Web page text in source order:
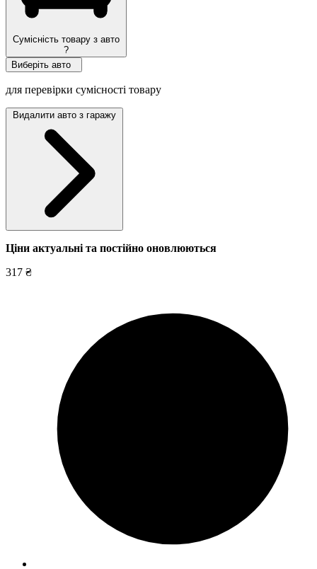
Сумісність товару з авто
?
Виберіть авто
для перевірки сумісності товару
Видалити авто з гаражу
Ціни актуальні та постійно оновлюються
317 ₴